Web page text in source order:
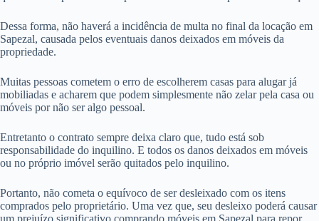
Dessa forma, não haverá a incidência de multa no final da locação em
Sapezal, causada pelos eventuais danos deixados em móveis da
propriedade.
Muitas pessoas cometem o erro de escolherem casas para alugar já
mobiliadas e acharem que podem simplesmente não zelar pela casa ou
móveis por não ser algo pessoal.
Entretanto o contrato sempre deixa claro que, tudo está sob
responsabilidade do inquilino. E todos os danos deixados em móveis
ou no próprio imóvel serão quitados pelo inquilino.
Portanto, não cometa o equívoco de ser desleixado com os itens
comprados pelo proprietário. Uma vez que, seu desleixo poderá causar